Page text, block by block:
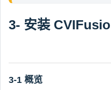
3- 安装
3-1 概览